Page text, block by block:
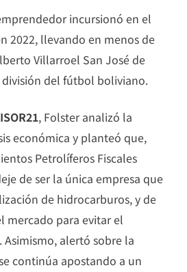
incursionó en el
2022, llevando en menos de
Villarroel San José de
del fútbol boliviano.
, Folster analizó la
económica y planteó que,
Petrolíferos Fiscales
de ser la única empresa que
de hidrocarburos, y de
mercado para evitar el
alertó sobre la
continúa apostando a un